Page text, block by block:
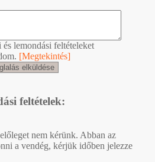
lemondási feltételeket
[Megtekintés]
feltételek:
nem kérünk. Abban az
a vendég, kérjük időben jelezze